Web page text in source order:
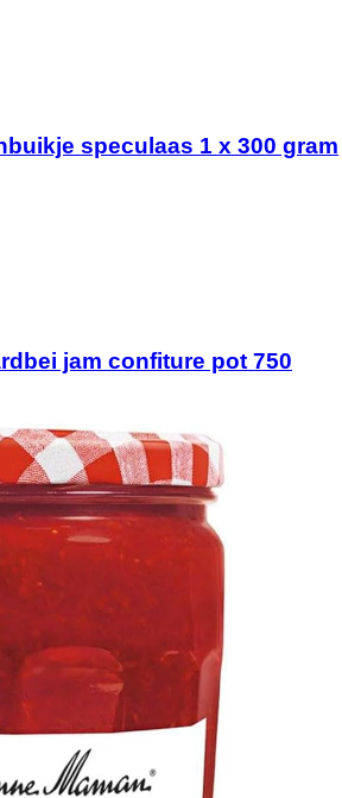
speculaas 1 x 300 gram
jam confiture pot 750